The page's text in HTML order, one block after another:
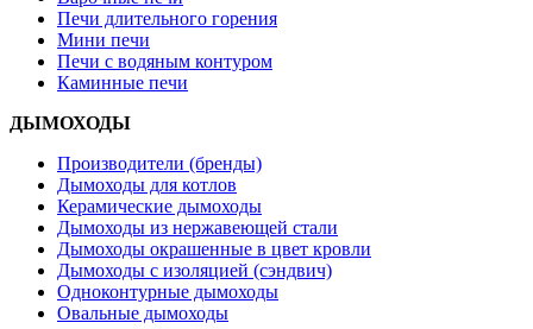
Печи длительного горения
Мини печи
Печи с водяным контуром
Каминные печи
ДЫМОХОДЫ
Производители (бренды)
Дымоходы для котлов
Керамические дымоходы
Дымоходы из нержавеющей стали
Дымоходы окрашенные в цвет кровли
Дымоходы с изоляцией (сэндвич)
Одноконтурные дымоходы
Овальные дымоходы